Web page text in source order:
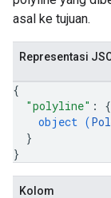
asal ke tujuan.
Representasi
{
"polyline" : {
object (
}
}
Kolom